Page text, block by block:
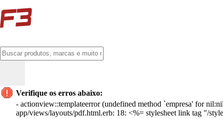
Verifique os erros abaixo:
- actionview::templateerror (undefined method `empresa' for
app/views/layouts/pdf.html.erb: 18: <%= stylesheet link tag "/